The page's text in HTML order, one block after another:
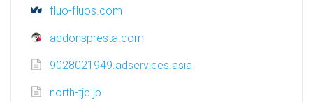
fluo-fluos.com
addonspresta.com
9028021949.adservices.asia
north-tjc.jp